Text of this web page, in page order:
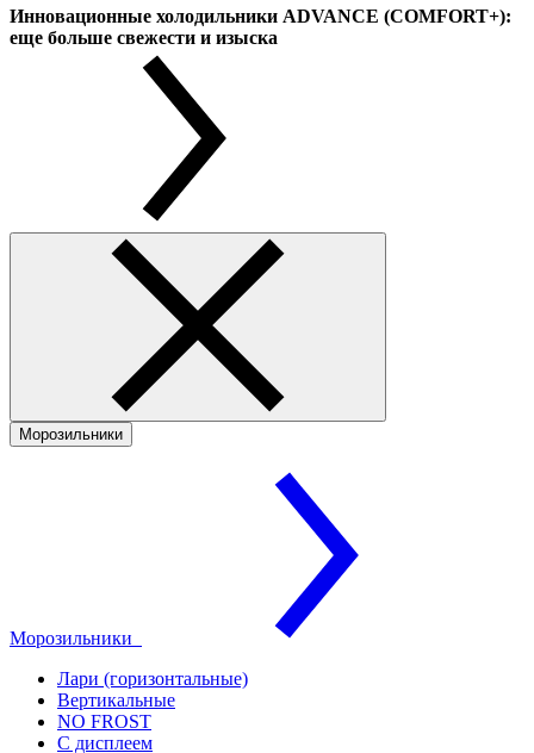
Инновационные холодильники ADVANCE (COMFORT+):
еще больше свежести и изыска
Морозильники
Морозильники
Лари (горизонтальные)
Вертикальные
NO FROST
С дисплеем